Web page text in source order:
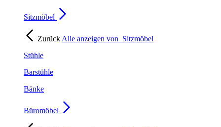
Sitzmöbel
Zurück Alle anzeigen von Sitzmöbel
Stühle
Barstühle
Bänke
Büromöbel